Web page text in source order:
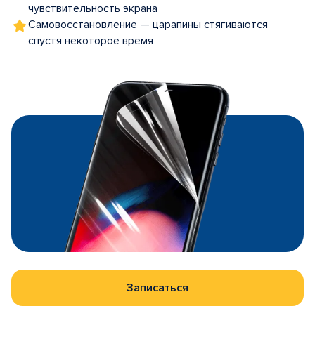
чувствительность экрана
Самовосстановление — царапины стягиваются
спустя некоторое время
Записаться